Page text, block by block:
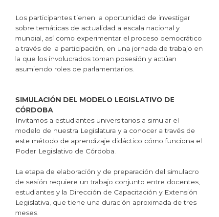
Los participantes tienen la oportunidad de investigar
sobre temáticas de actualidad a escala nacional y
mundial, así como experimentar el proceso democrático
a través de la participación, en una jornada de trabajo en
la que los involucrados toman posesión y actúan
asumiendo roles de parlamentarios.
SIMULACIÓN DEL MODELO LEGISLATIVO DE
CÓRDOBA
Invitamos a estudiantes universitarios a simular el
modelo de nuestra Legislatura y a conocer a través de
este método de aprendizaje didáctico cómo funciona el
Poder Legislativo de Córdoba.
La etapa de elaboración y de preparación del simulacro
de sesión requiere un trabajo conjunto entre docentes,
estudiantes y la Dirección de Capacitación y Extensión
Legislativa, que tiene una duración aproximada de tres
meses.